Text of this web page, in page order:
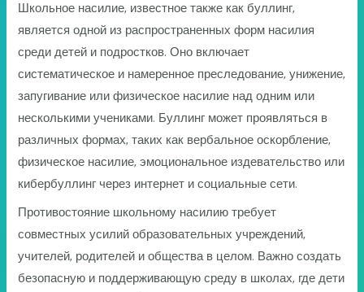
Школьное насилие, известное также как буллинг,
является одной из распространенных форм насилия
среди детей и подростков. Оно включает
систематическое и намеренное преследование, унижение,
запугивание или физическое насилие над одним или
несколькими учениками. Буллинг может проявляться в
различных формах, таких как вербальное оскорбление,
физическое насилие, эмоциональное издевательство или
кибербуллинг через интернет и социальные сети.
Противостояние школьному насилию требует
совместных усилий образовательных учреждений,
учителей, родителей и общества в целом. Важно создать
безопасную и поддерживающую среду в школах, где дети